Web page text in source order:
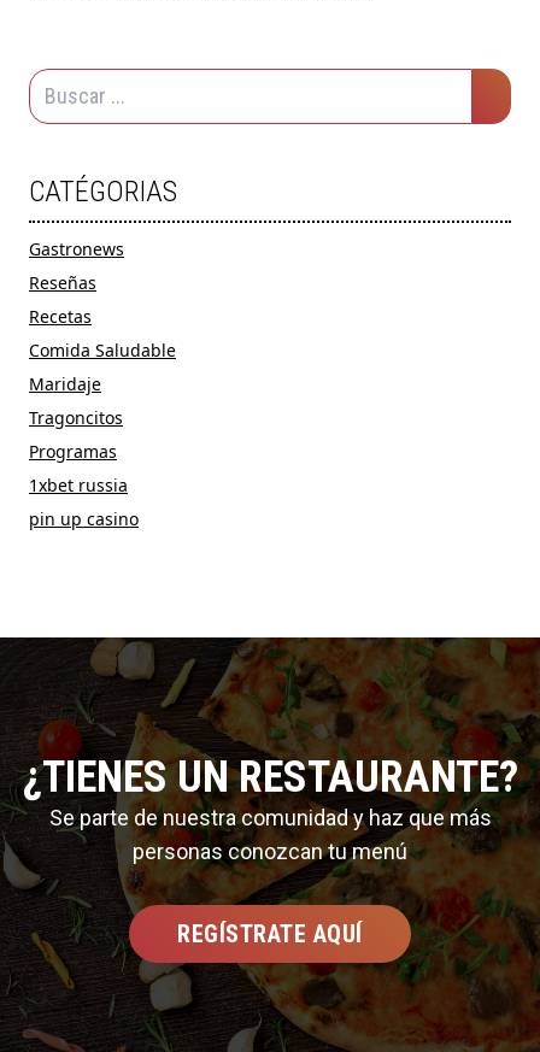
CATÉGORIAS
Gastronews
Reseñas
Recetas
Comida Saludable
Maridaje
Tragoncitos
Programas
1xbet russia
pin up casino
¿TIENES UN RESTAURANTE?
Se parte de nuestra comunidad y haz que más
personas conozcan tu menú
REGÍSTRATE AQUÍ